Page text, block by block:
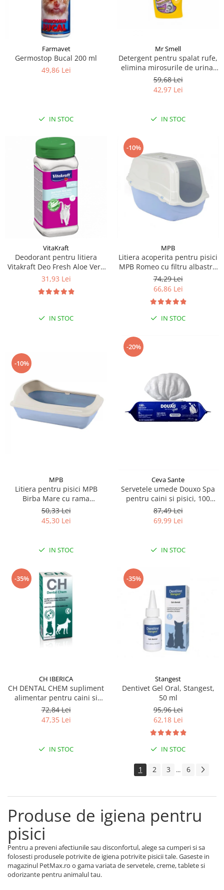
Farmavet
Germostop Bucal 200 ml
49,86 Lei
IN STOC
Mr Smell
Detergent pentru spalat rufe,
elimina mirosurile de urina,
Mr Smell, lavanda, 1L
59,68 Lei
42,97 Lei
IN STOC
VitaKraft
Deodorant pentru litiera
Vitakraft Deo Fresh Aloe Vera
720g
31,93 Lei
IN STOC
-10%
MPB
Litiera acoperita pentru pisici
MPB Romeo cu filtru albastru
deschis 57x39x41(h)cm
74,29 Lei
66,86 Lei
IN STOC
-10%
MPB
Litiera pentru pisici MPB
Birba Mare cu rama
detasabila, 56x39x20h cm,
Albastru
50,33 Lei
45,30 Lei
IN STOC
-20%
Ceva Sante
Servetele umede Douxo Spa
pentru caini si pisici, 100
bucati, Ceva Sante
87,49 Lei
69,99 Lei
IN STOC
-35%
CH IBERICA
CH DENTAL CHEM supliment
alimentar pentru caini si
pisici, recomandat pentru
prevenirea formarii placii
72,84 Lei
47,35 Lei
IN STOC
-35%
Stangest
Dentivet Gel Oral, Stangest,
50 ml
95,96 Lei
62,18 Lei
IN STOC
1 2 3 ... 6
Produse de igiena pentru
pisici
Pentru a preveni afectiunile sau disconfortul, alege sa cumperi si sa
folosesti produsele potrivite de igiena potrivite pisicii tale. Gaseste in
magazinul PetMax.ro o gama variata de servetele, creme, tablete si
odorizante pentru animalul tau.